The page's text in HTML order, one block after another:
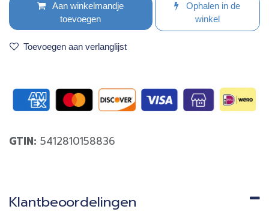
Aan winkelmandje
toevoegen
Ophalen in de
winkel
Toevoegen aan verlanglijst
GTIN: 5412810158836
Klantbeoordelingen